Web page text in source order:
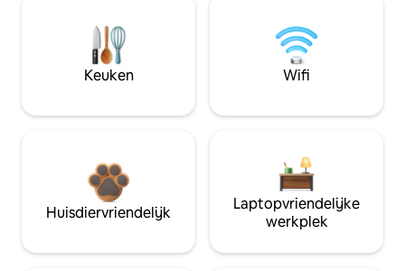
Keuken Wifi
Huisdiervriendelijk
Laptopvriendelijke
werkplek